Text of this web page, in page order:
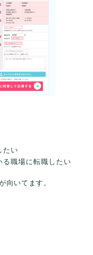
たい
る職場に転職したい
向いてます。